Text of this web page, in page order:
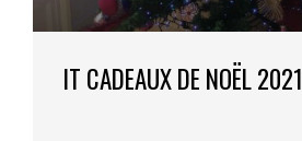
IT CADEAUX DE NOËL 2021